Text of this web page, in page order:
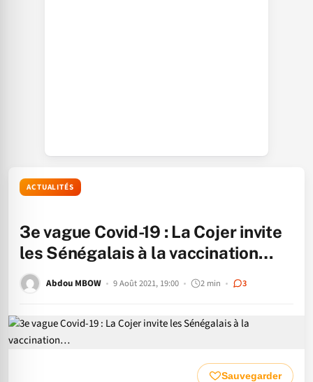
ACTUALITÉS
3e vague Covid-19 : La Cojer invite
les Sénégalais à la vaccination…
Abdou MBOW 9 Août 2021, 19:00 2 min 3
Sauvegarder